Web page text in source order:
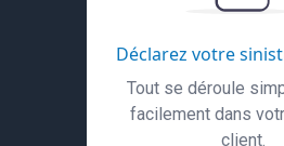
Déclarez votre
Tout se déroule
facilement dans
client.